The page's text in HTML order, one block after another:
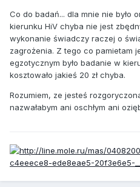
Co do badań... dla mnie nie było
kierunku HiV chyba nie jest
wykonanie świadczy raczej o
zagrożenia. Z tego co pamietam
egzotycznym było badanie w
kosztowało jakieś 20 zł chyba.
Rozumiem, ze jesteś
nazwałabym ani oschłym ani